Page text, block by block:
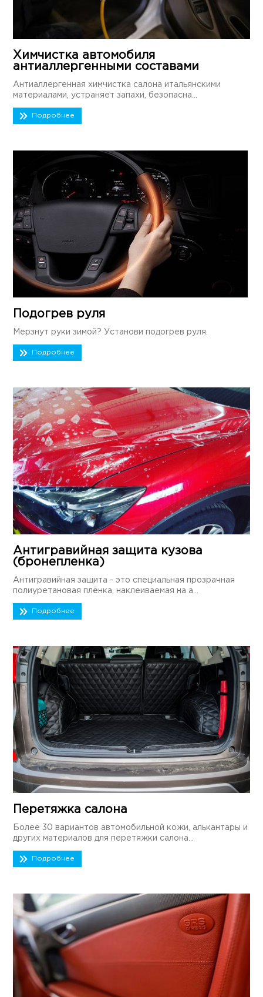
Химчистка автомобиля
антиаллергенными составами
Антиаллергенная химчистка салона итальянскими
материалами, устраняет запахи, безопасна...
Подробнее
Подогрев руля
Мерзнут руки зимой? Установи подогрев руля.
Подробнее
Антигравийная защита кузова
(бронепленка)
Антигравийная защита - это специальная прозрачная
полиуретановая плёнка, наклеиваемая на а...
Подробнее
Перетяжка салона
Более 30 вариантов автомобильной кожи, алькантары и
других материалов для перетяжки салона...
Подробнее